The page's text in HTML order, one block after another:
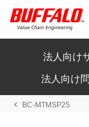
法人向け
法人向け
BC-MTMSP25